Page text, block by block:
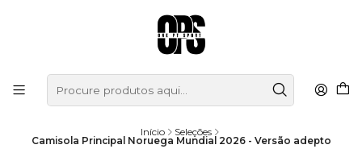
Início Seleções
Camisola Principal Noruega Mundial 2026 - Versão adepto